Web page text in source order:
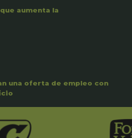
aumenta la
una oferta de empleo con